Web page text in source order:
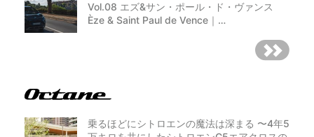
Vol.08 エズ&サン・ポール・ド・ヴァンス
Èze & Saint Paul de Vence｜…
乗るほどにシトロエンの魔法は深まる 〜4年5